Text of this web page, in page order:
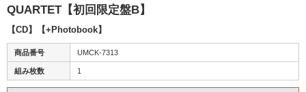
QUARTET【初回限定盤B】
【CD】【+Photobook】
商品番号 UMCK-7313
組み枚数 1